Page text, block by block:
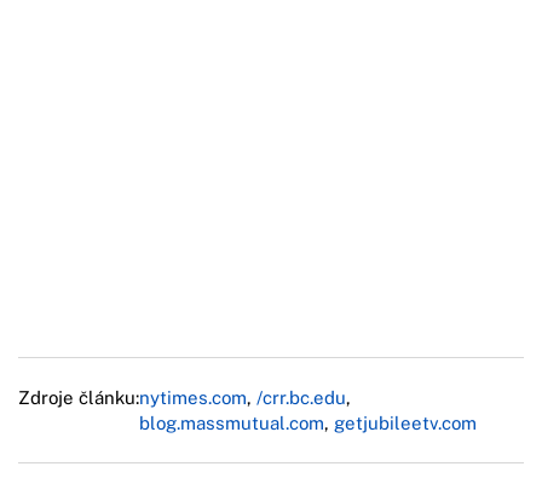
Zdroje článku:nytimes.com, /crr.bc.edu,
blog.massmutual.com, getjubileetv.com